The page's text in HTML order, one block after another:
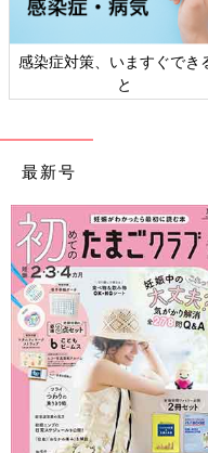
感染症対策、いますぐでき
と
最新号